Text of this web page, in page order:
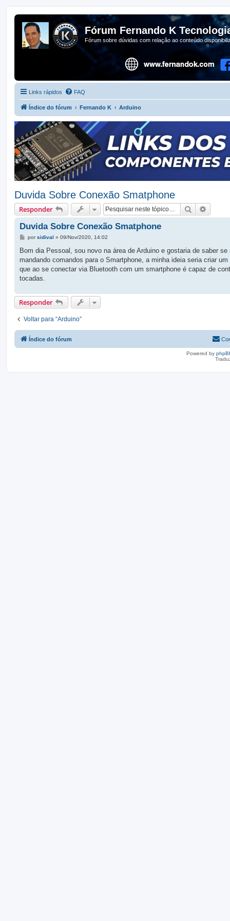
Fórum Fernando K
Fórum sobre dúvidas com relação ao conteúdo
Links rápidos FAQ
Índice do fórum Fernando K Arduino
Duvida Sobre Conexão Smatphone
Responder Pesquisar
Duvida Sobre Conexão Smatphone
M
n
a
g
m
porsidival » 09/Nov/2020, 14:02
Bom dia Pessoal, sou novo na área de Arduino e gostaria de saber
mandando comandos para o Smartphone, a minha ideia seria criar
que ao se conectar via Bluetooth com um smartphone é capaz de
tocadas.
Responder
Voltar para “Arduino”
Índice do fórum
Powered by